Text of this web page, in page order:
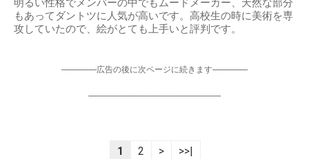
明るい性格でメンバーの中でもムードメーカー、天然な部分
もあってダントツに人気が高いです。高校生の時に美術を専
攻していたので、絵がとても上手いと評判です。
-----------------広告の後に次ページに続きます-----------------
----------------------------------------------------------------
1 2 > >>|